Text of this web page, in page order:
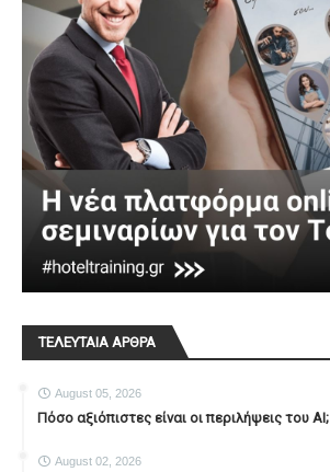
ΤΕΛΕΥΤΑΙΑ ΑΡΘΡΑ
August 05, 2026
Πόσο αξιόπιστες είναι οι περιλήψεις του ΑΙ;
August 02, 2026